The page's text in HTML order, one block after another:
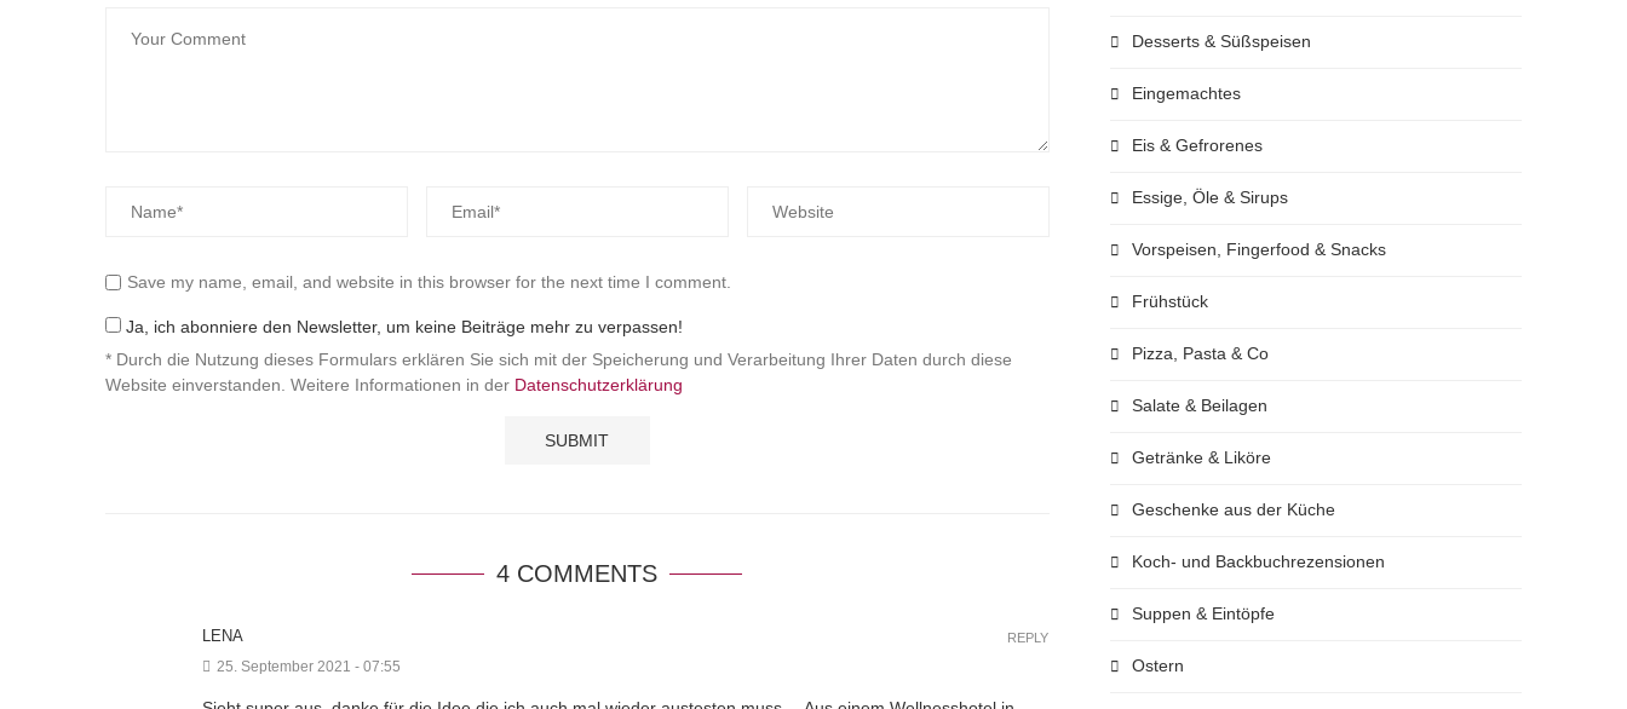
Save my name, email, and website in this browser for the next time I comment.
Ja, ich abonniere den Newsletter, um keine Beiträge mehr zu verpassen!
* Durch die Nutzung dieses Formulars erklären Sie sich mit der Speicherung und Verarbeitung Ihrer Daten durch diese
Website einverstanden. Weitere Informationen in der Datenschutzerklärung
4 COMMENTS
LENA
25. September 2021 - 07:55
REPLY
Desserts & Süßspeisen
Eingemachtes
Eis & Gefrorenes
Essige, Öle & Sirups
Vorspeisen, Fingerfood & Snacks
Frühstück
Pizza, Pasta & Co
Salate & Beilagen
Getränke & Liköre
Geschenke aus der Küche
Koch- und Backbuchrezensionen
Suppen & Eintöpfe
Ostern